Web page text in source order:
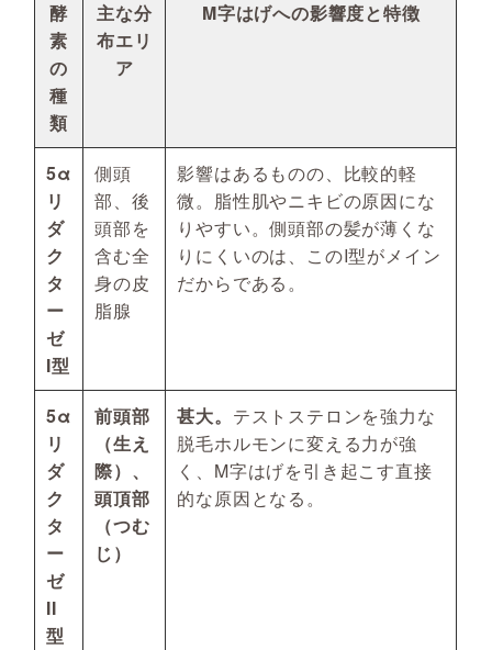
酵
素
の
種
類
主な分
布エリ
ア
M字はげへの影響度と特徴
5α
リ
ダ
ク
タ
ー
ゼ
I型
側頭
部、後
頭部を
含む全
身の皮
脂腺
影響はあるものの、比較的軽
微。脂性肌やニキビの原因にな
りやすい。側頭部の髪が薄くな
りにくいのは、このI型がメイン
だからである。
5α
リ
ダ
ク
タ
ー
ゼ
II
型
前頭部
（生え
際）、
頭頂部
（つむ
じ）
甚大。 テストステロンを強力な
脱毛ホルモンに変える力が強
く、M字はげを引き起こす直接
的な原因となる。